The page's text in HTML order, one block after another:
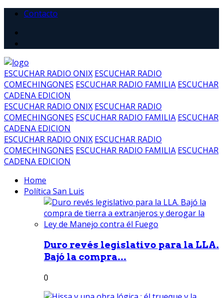
Contacto
ESCUCHAR RADIO ONIX ESCUCHAR RADIO
COMECHINGONES ESCUCHAR RADIO FAMILIA ESCUCHAR
CADENA EDICION
ESCUCHAR RADIO ONIX ESCUCHAR RADIO
COMECHINGONES ESCUCHAR RADIO FAMILIA ESCUCHAR
CADENA EDICION
ESCUCHAR RADIO ONIX ESCUCHAR RADIO
COMECHINGONES ESCUCHAR RADIO FAMILIA ESCUCHAR
CADENA EDICION
Home
Política San Luis
Duro revés legislativo para la LLA.
Bajó la compra...
0